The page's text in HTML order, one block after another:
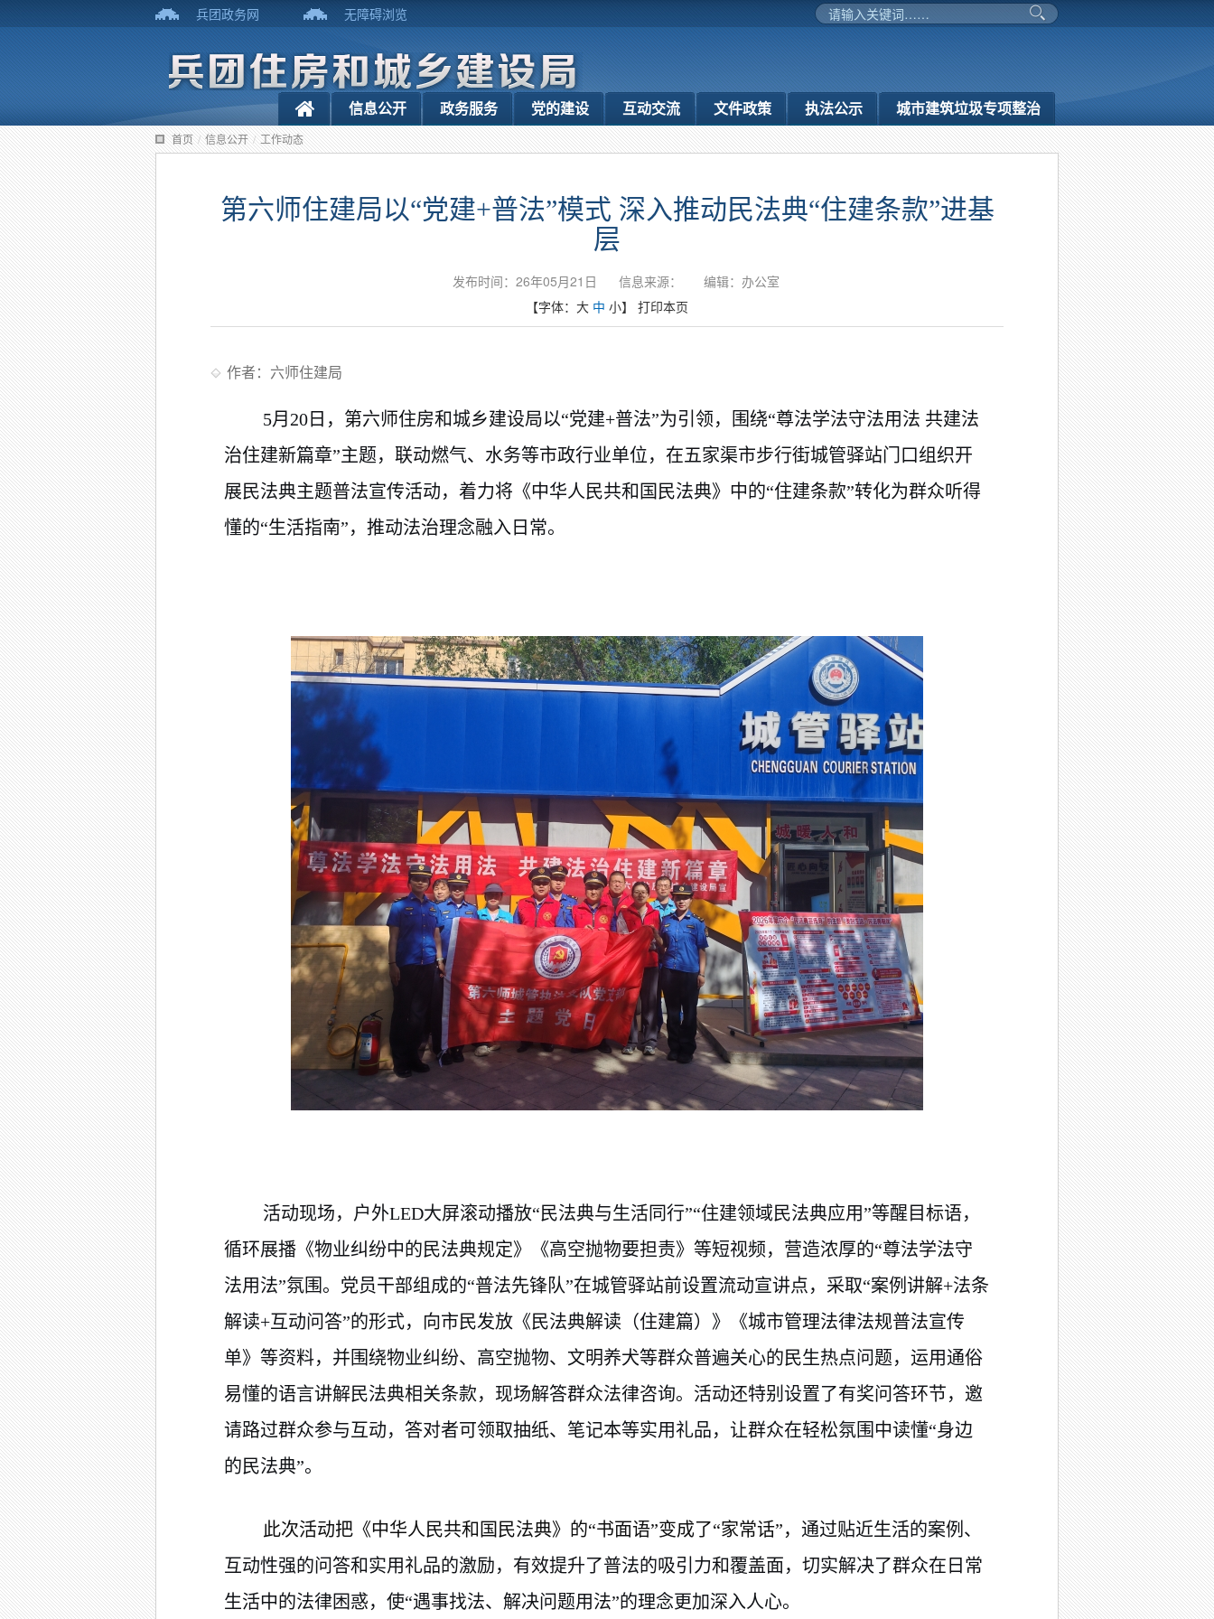
兵团政务网 无障碍浏览
信息公开 政务服务 党的建设 互动交流 文件政策 执法公示 城市建筑垃圾专项整治
首页 / 信息公开 / 工作动态
第六师住建局以“党建+普法”模式 深入推动民法典“住建条款”进基
层
发布时间：26年05月21日 信息来源：
编辑：办公室
【字体： 大 中 小】 打印本页
作者：六师住建局
5月20日 ，第六师住房和城乡建设局以“党建+普法”为引领，围绕“尊法学法守法用法 共建法
治住建新篇章”主题，联动燃气、水务等市政行业单位，在五家渠市步行街城管驿站门口组织开
展民法典主题普法宣传活动，着力将《中华人民共和国民法典》中的“住建条款”转化为群众听得
懂的“生活指南”，推动法治理念融入日常。
活动现场，户外LED大屏滚动播放“民法典与生活同行”“住建领域民法典应用”等醒目标语，
循环展播《物业纠纷中的民法典规定》《高空抛物要担责》等短视频，营造浓厚的“尊法学法守
法用法”氛围。 党员干部组成的“普法先锋队”在城管驿站前设置流动宣讲点，采取“案例讲解+法条
解读+互动问答”的形式，向市民发放《民法典解读（住建篇）》《城市管理法律法规普法宣传
单》等资料，并围绕物业纠纷、高空抛物、文明养犬等群众普遍关心的民生热点问题，运用通俗
易懂的语言讲解民法典相关条款，现场解答群众法律咨询。活动还特别设置了有奖问答环节，邀
请路过群众参与互动，答对者可领取抽纸、笔记本等实用礼品，让群众在轻松氛围中读懂“身边
的民法典”。
此次活动把《中华人民共和国民法典》 的“书面语”变成了“家常话”， 通过贴近生活的案例、
互动性强的问答和实用礼品的激励，有效提升了普法的吸引力和覆盖面，切实解决了群众在日常
生活中的法律困惑，使“遇事找法、解决问题用法”的理念更加深入人心。